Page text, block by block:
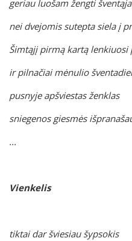
geriau luošam žengti
nei dvejomis sutepta siela į
Šimtąjį pirmą kartą lenkiuosi
ir pilnačiai mėnulio
pusnyje apšviestas ženklas
sniegenos giesmės
...
Vienkelis
tiktai dar šviesiau šypsokis